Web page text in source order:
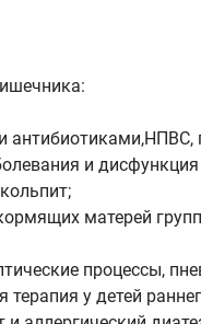
антибиотиками,НПВС,
и
матерей
процессы,
у детей